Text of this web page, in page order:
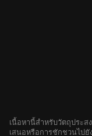
เนื้อหานี้สำหรับวัตถุประส
เสนอหรือการชักชวนไปยั